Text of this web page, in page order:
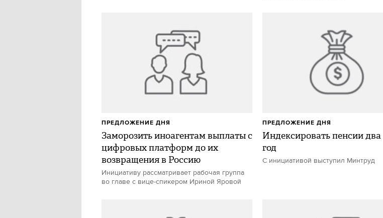
Заморозить иноагентам выплаты с
цифровых платформ до их
возвращения в Россию
Инициативу рассматривает рабочая группа
во главе с вице-спикером Ириной Яровой
ПРЕДЛОЖЕНИЕ ДНЯ
Индексировать пенсии два
год
С инициативой выступил Минтруд
ПРЕДЛОЖЕНИЕ ДНЯ